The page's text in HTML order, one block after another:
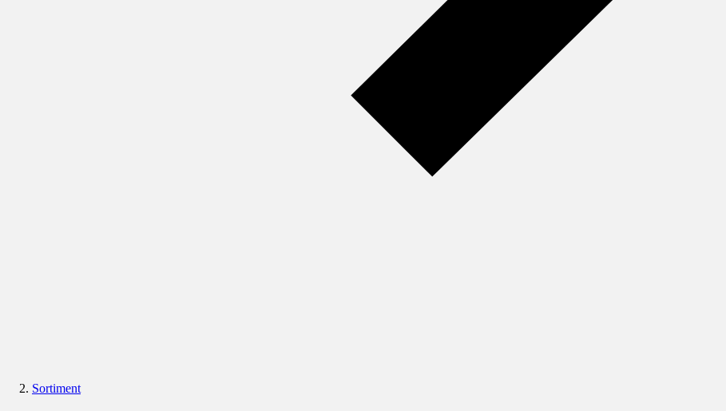
Sortiment